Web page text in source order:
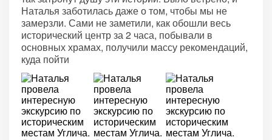
Наталья заботилась даже о том, чтобы мы не
замерзли. Сами не заметили, как обошли весь
исторический центр за 2 часа, побывали в
основных храмах, получили массу рекомендаций,
куда пойти